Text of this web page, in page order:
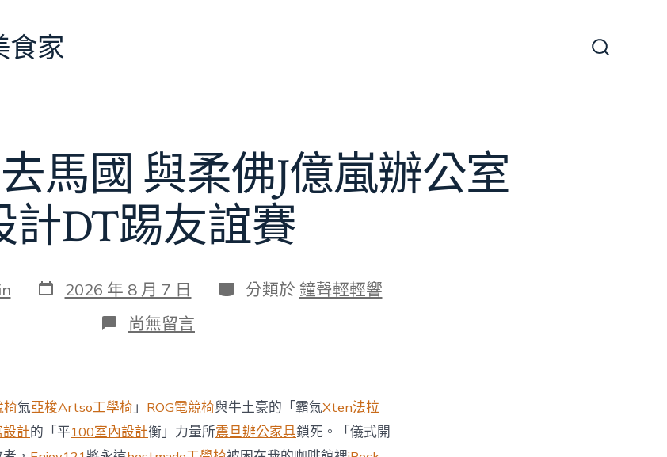
食家
馬國 與柔佛J億嵐辦公室
計DT踢友誼賽
發
表
2026 年 8 月 7 日 分
類
分類於 鐘聲輕輕響
在
〈切
月
前
去
馬
尚無留言
椅氣亞梭Artso工學椅」 ROG電競椅與牛土豪的「霸氣Xten法拉
計的「平100室內設計衡」力量所震旦辦公家具鎖死。「儀式開